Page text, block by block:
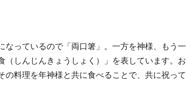
っているので「両口箸」。一方を神様、もう一
しんじんきょうしょく）」を表しています。お
料理を年神様と共に食べることで、共に祝って